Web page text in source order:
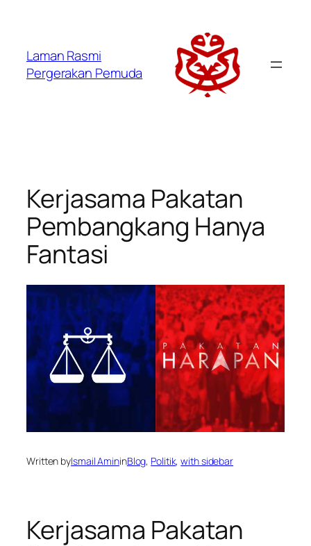
Laman Rasmi
Pergerakan Pemuda
Kerjasama Pakatan
Pembangkang Hanya
Fantasi
Written byIsmail AmininBlog, Politik, with sidebar
Kerjasama Pakatan